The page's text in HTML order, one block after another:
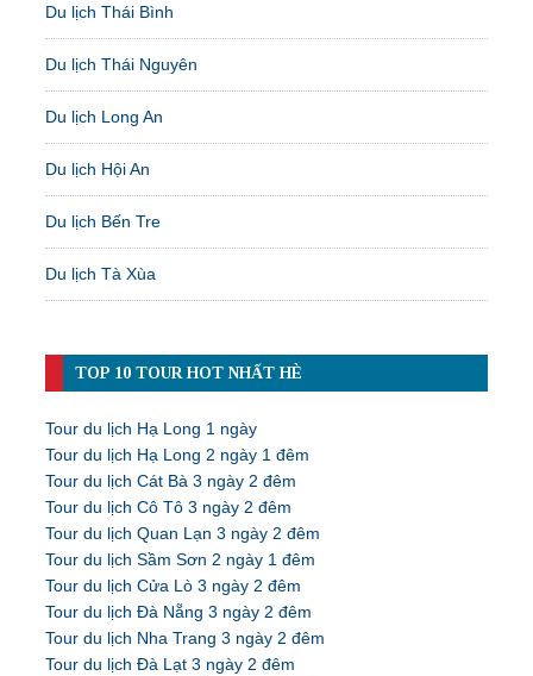
Du lịch Thái Bình
Du lịch Thái Nguyên
Du lịch Long An
Du lịch Hội An
Du lịch Bến Tre
Du lịch Tà Xùa
TOP 10 TOUR HOT NHẤT HÈ
Tour du lịch Hạ Long 1 ngày
Tour du lịch Hạ Long 2 ngày 1 đêm
Tour du lịch Cát Bà 3 ngày 2 đêm
Tour du lịch Cô Tô 3 ngày 2 đêm
Tour du lịch Quan Lạn 3 ngày 2 đêm
Tour du lịch Sầm Sơn 2 ngày 1 đêm
Tour du lịch Cửa Lò 3 ngày 2 đêm
Tour du lịch Đà Nẵng 3 ngày 2 đêm
Tour du lịch Nha Trang 3 ngày 2 đêm
Tour du lịch Đà Lạt 3 ngày 2 đêm